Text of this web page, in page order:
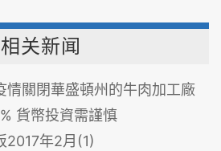
相关新闻
情關閉華盛頓州的牛肉加工廠
貨幣投資需謹慎
2017年2月(1)